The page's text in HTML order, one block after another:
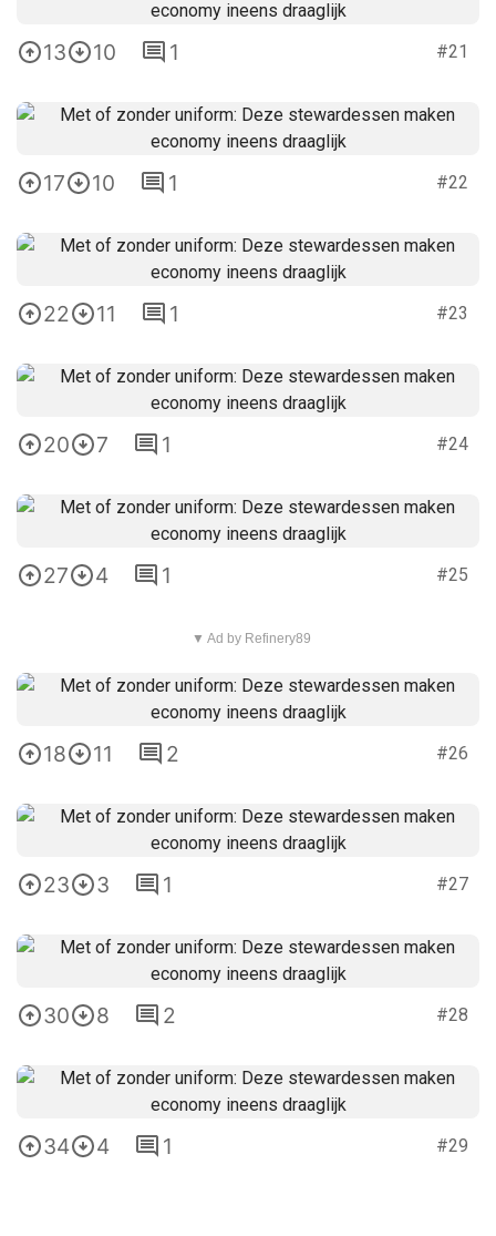
13 10 1 #21
17 10 1 #22
22 11 1 #23
20 7 1 #24
27 4 1 #25
▼ Ad by Refinery89
18 11 2 #26
23 3 1 #27
30 8 2 #28
34 4 1 #29